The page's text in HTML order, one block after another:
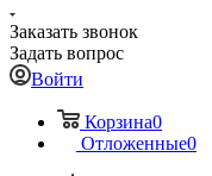
Заказать звонок
Задать вопрос
Войти
Корзина0
Отложенные0